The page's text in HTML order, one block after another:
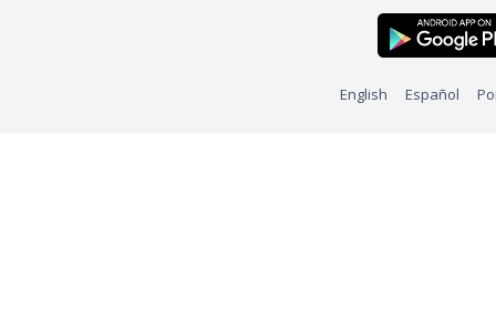
English Español